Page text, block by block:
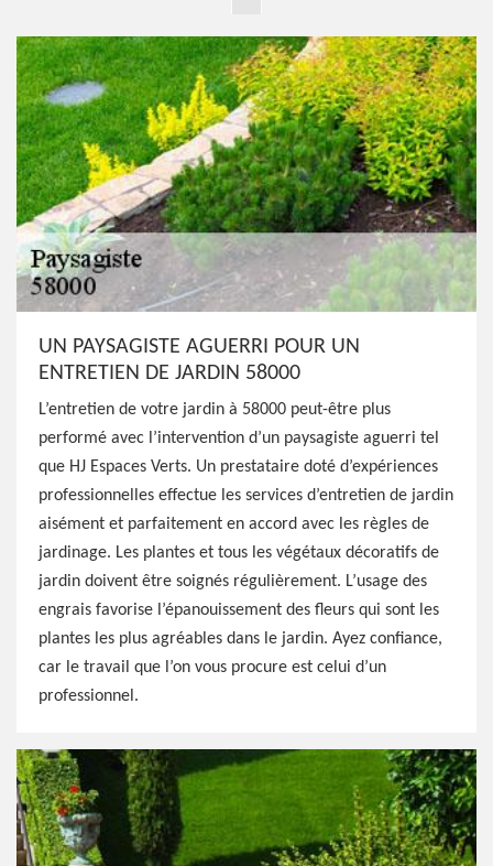
UN PAYSAGISTE AGUERRI POUR UN
ENTRETIEN DE JARDIN 58000
L’entretien de votre jardin à 58000 peut-être plus
performé avec l’intervention d’un paysagiste aguerri tel
que HJ Espaces Verts. Un prestataire doté d’expériences
professionnelles effectue les services d’entretien de jardin
aisément et parfaitement en accord avec les règles de
jardinage. Les plantes et tous les végétaux décoratifs de
jardin doivent être soignés régulièrement. L’usage des
engrais favorise l’épanouissement des fleurs qui sont les
plantes les plus agréables dans le jardin. Ayez confiance,
car le travail que l’on vous procure est celui d’un
professionnel.